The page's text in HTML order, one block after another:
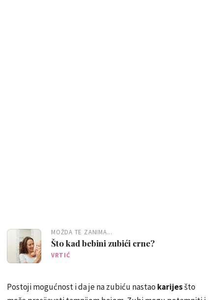
MOŽDA TE ZANIMA...
Što kad bebini zubići crne?
VRTIĆ
Postoji mogućnost i da je na zubiću nastao karijesšto